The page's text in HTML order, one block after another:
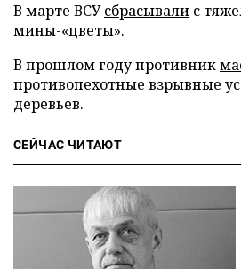
В марте ВСУсбрасывали с
мины-«цветы».
В прошлом году противник
противопехотные взрывные
деревьев.
СЕЙЧАС ЧИТАЮТ